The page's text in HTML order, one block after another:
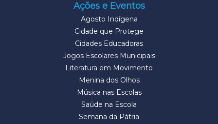
Ações e Eventos
Agosto Indígena
Cidade que Protege
Cidades Educadoras
Jogos Escolares Municipais
Literatura em Movimento
Menina dos Olhos
Música nas Escolas
Saúde na Escola
Semana da Pátria